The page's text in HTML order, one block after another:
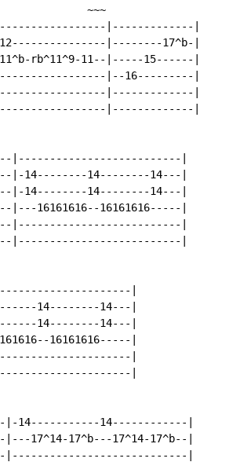
~~~
|-------------|
|--------17^b-|
rb^11^9-11--|-----15------|
|--16---------|
|-------------|
|-------------|
|--------------------------|
14--------14---|
|-14--------14--------14---|
16161616-----|
|--------------------------|
|--------------------------|
|
14--------14---|
14--------14---|
16161616-----|
|
|
|-14-----------14------------|
17^b---17^14-17^b--|
|----------------------------|